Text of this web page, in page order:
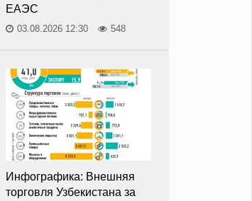
ЕАЭС
03.08.2026 12:30 548
Инфографика: Внешняя
торговля Узбекистана за